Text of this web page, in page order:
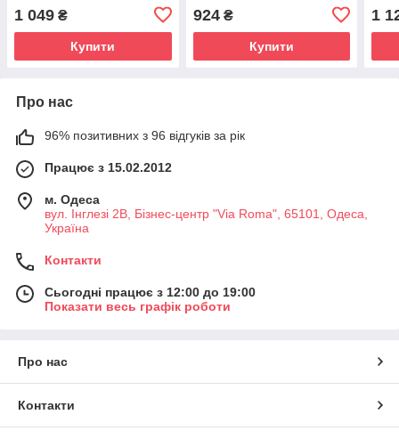
1 049 ₴
Купити
Moisture Nourishing
Melting Cream 55ml
924₴
Купити
1
Про нас
96% позитивних з 96 відгуків за рік
Працює з 15.02.2012
м. Одеса
вул. Інглезі 2В, Бізнес-центр "Via Roma", 65101, Одеса,
Україна
Контакти
Сьогодні працює з 12:00 до 19:00
Показати весь графік роботи
Про нас
Контакти